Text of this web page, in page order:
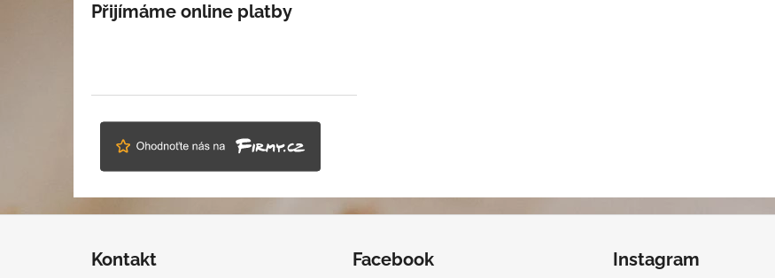
Přijímáme online platby
Kontakt Facebook Instagram